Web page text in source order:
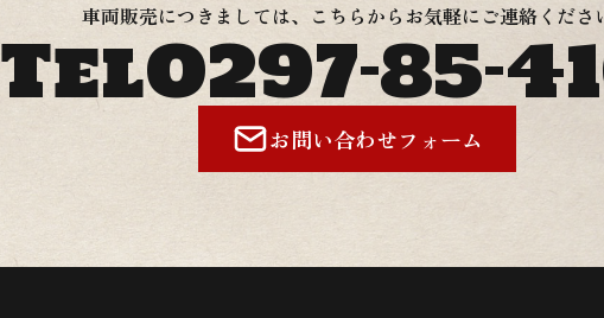
車両販売につきましては、こちらからお気軽にご連絡くださ
Tel0297-85-
お問い合わせフォーム